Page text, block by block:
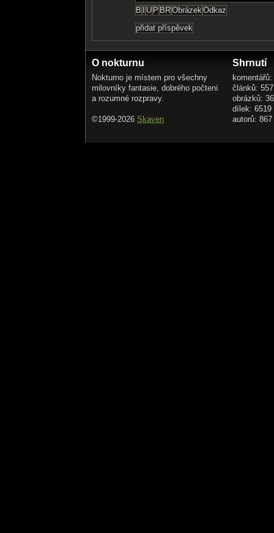
O nokturnu
Nokturno je místem pro všechny
milovníky fantasie, dobrého počtení
a rozumné rozpravy.
©1999-2026 Skaven
Shrnutí
článků: 557
obrázků:
dílek: 6519
autorů: 867